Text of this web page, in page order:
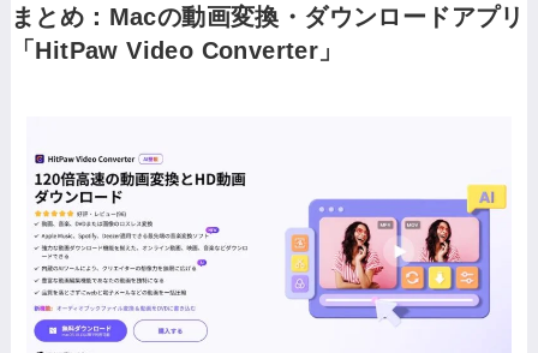
まとめ：Macの動画変換・ダウンロードアプリ
「HitPaw Video Converter」